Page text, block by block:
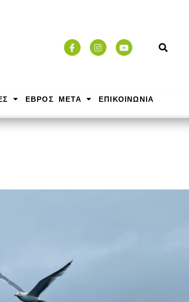
ΕΒΡΟΣ ΜΕΤΑ ΕΠΙΚΟΙΝΩΝΙΑ